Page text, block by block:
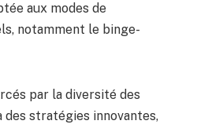
aux modes de
notamment le binge-
par la diversité des
stratégies innovantes,